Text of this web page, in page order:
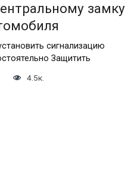
замку
сигнализацию
Защитить
4.5к.